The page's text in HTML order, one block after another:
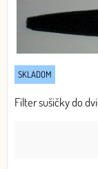
SKLADOM
Filter sušičky do